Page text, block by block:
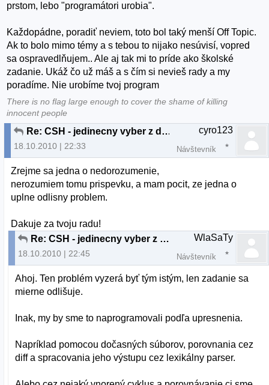
prstom, lebo "programátori urobia".
Každopádne, poradiť neviem, toto bol taký menší Off Topic.
Ak to bolo mimo témy a s tebou to nijako nesúvisí, vopred
sa ospravedlňujem.. Ale aj tak mi to príde ako školské
zadanie. Ukáž čo už máš a s čím si nevieš rady a my
poradíme. Nie urobíme tvoj program
There is no flag large enough to cover the shame of killing
innocent people
Re: CSH - jedinecny vyber z dvoch premennych
18.10.2010 | 22:33
cyro123
Návštevník
Zrejme sa jedna o nedorozumenie,
nerozumiem tomu prispevku, a mam pocit, ze jedna o
uplne odlisny problem.
Dakuje za tvoju radu!
Re: CSH - jedinecny vyber z dvoch premennych
18.10.2010 | 22:45
WlaSaTy
Návštevník
Ahoj. Ten problém vyzerá byť tým istým, len zadanie sa
mierne odlišuje.
Inak, my by sme to naprogramovali podľa upresnenia.
Napríklad pomocou dočasných súborov, porovnania cez
diff a spracovania jeho výstupu cez lexikálny parser.